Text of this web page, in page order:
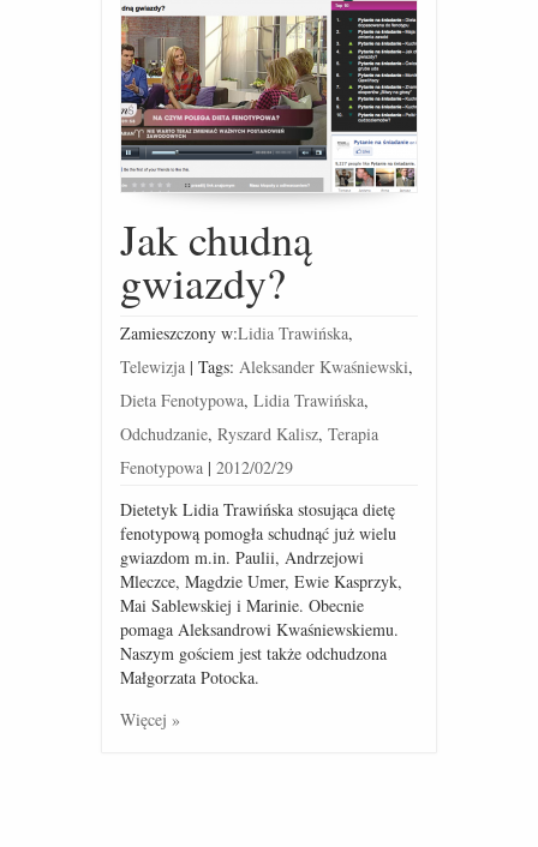
Jak chudną
gwiazdy?
Zamieszczony w:Lidia Trawińska,
Telewizja | Tags: Aleksander Kwaśniewski,
Dieta Fenotypowa, Lidia Trawińska,
Odchudzanie, Ryszard Kalisz, Terapia
Fenotypowa | 2012/02/29
Dietetyk Lidia Trawińska stosująca dietę
fenotypową pomogła schudnąć już wielu
gwiazdom m.in. Paulii, Andrzejowi
Mleczce, Magdzie Umer, Ewie Kasprzyk,
Mai Sablewskiej i Marinie. Obecnie
pomaga Aleksandrowi Kwaśniewskiemu.
Naszym gościem jest także odchudzona
Małgorzata Potocka.
Więcej »